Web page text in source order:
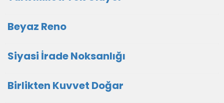
Beyaz Reno
Siyasi İrade Noksanlığı
Birlikten Kuvvet Doğar